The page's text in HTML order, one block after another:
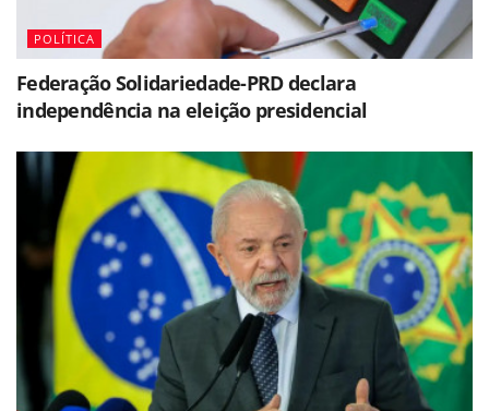
POLÍTICA
Federação Solidariedade-PRD declara
independência na eleição presidencial